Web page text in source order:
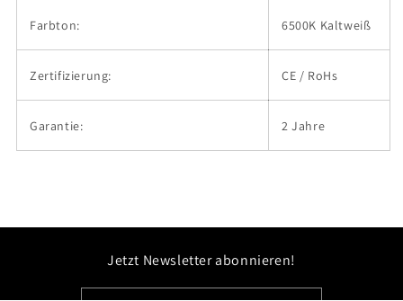
Farbton: 6500K Kaltweiß
Zertifizierung: CE / RoHs
Garantie: 2 Jahre
Jetzt Newsletter abonnieren!